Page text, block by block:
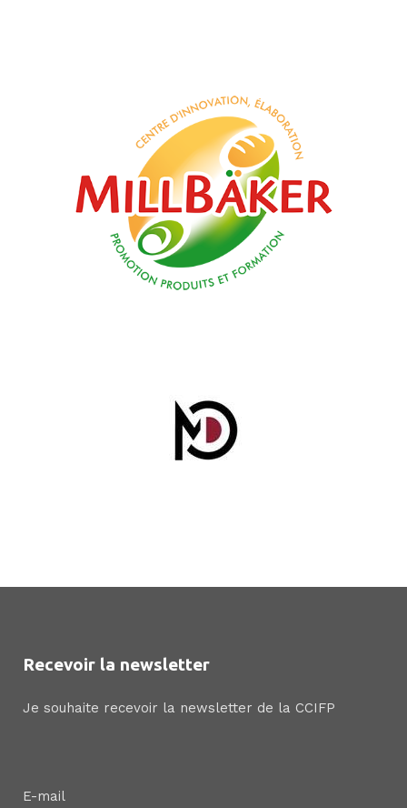
Recevoir la newsletter
Je souhaite recevoir la newsletter de la CCIFP
E-mail